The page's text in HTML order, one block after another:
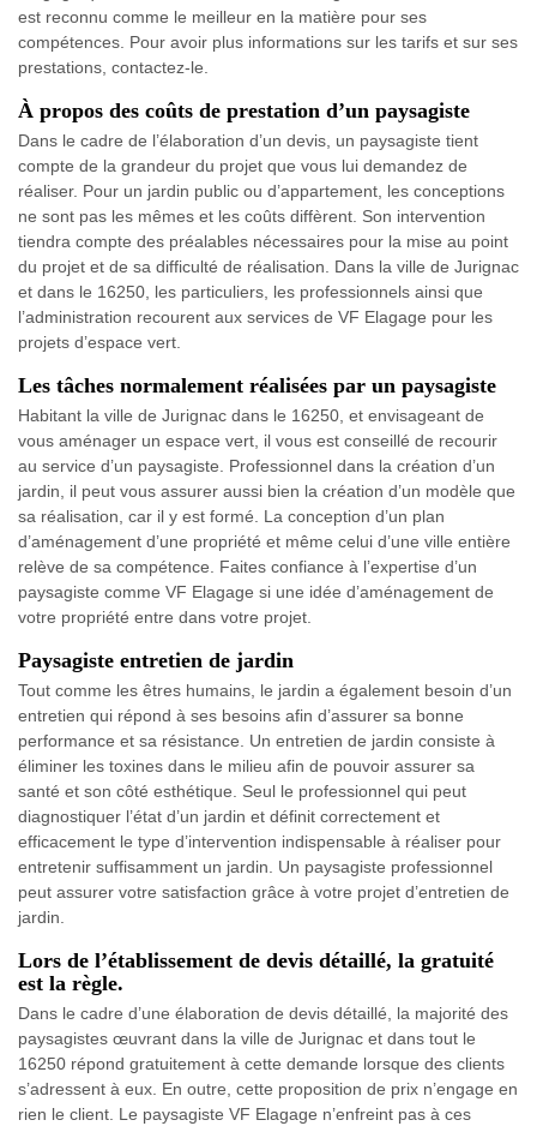
est reconnu comme le meilleur en la matière pour ses
compétences. Pour avoir plus informations sur les tarifs et sur ses
prestations, contactez-le.
À propos des coûts de prestation d’un paysagiste
Dans le cadre de l’élaboration d’un devis, un paysagiste tient
compte de la grandeur du projet que vous lui demandez de
réaliser. Pour un jardin public ou d’appartement, les conceptions
ne sont pas les mêmes et les coûts diffèrent. Son intervention
tiendra compte des préalables nécessaires pour la mise au point
du projet et de sa difficulté de réalisation. Dans la ville de Jurignac
et dans le 16250, les particuliers, les professionnels ainsi que
l’administration recourent aux services de VF Elagage pour les
projets d’espace vert.
Les tâches normalement réalisées par un paysagiste
Habitant la ville de Jurignac dans le 16250, et envisageant de
vous aménager un espace vert, il vous est conseillé de recourir
au service d’un paysagiste. Professionnel dans la création d’un
jardin, il peut vous assurer aussi bien la création d’un modèle que
sa réalisation, car il y est formé. La conception d’un plan
d’aménagement d’une propriété et même celui d’une ville entière
relève de sa compétence. Faites confiance à l’expertise d’un
paysagiste comme VF Elagage si une idée d’aménagement de
votre propriété entre dans votre projet.
Paysagiste entretien de jardin
Tout comme les êtres humains, le jardin a également besoin d’un
entretien qui répond à ses besoins afin d’assurer sa bonne
performance et sa résistance. Un entretien de jardin consiste à
éliminer les toxines dans le milieu afin de pouvoir assurer sa
santé et son côté esthétique. Seul le professionnel qui peut
diagnostiquer l’état d’un jardin et définit correctement et
efficacement le type d’intervention indispensable à réaliser pour
entretenir suffisamment un jardin. Un paysagiste professionnel
peut assurer votre satisfaction grâce à votre projet d’entretien de
jardin.
Lors de l’établissement de devis détaillé, la gratuité
est la règle.
Dans le cadre d’une élaboration de devis détaillé, la majorité des
paysagistes œuvrant dans la ville de Jurignac et dans tout le
16250 répond gratuitement à cette demande lorsque des clients
s’adressent à eux. En outre, cette proposition de prix n’engage en
rien le client. Le paysagiste VF Elagage n’enfreint pas à ces